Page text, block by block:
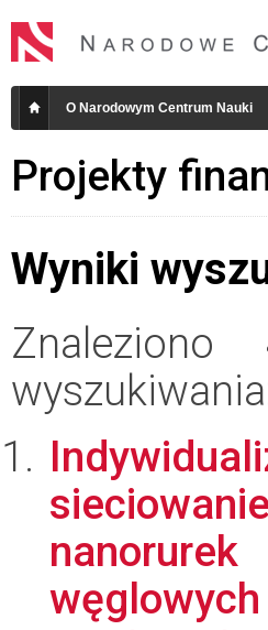
O Narodowym Centrum Nauki
Projekty
Wyniki
Znaleziono
sieciowanie
nanorurek
węglowych